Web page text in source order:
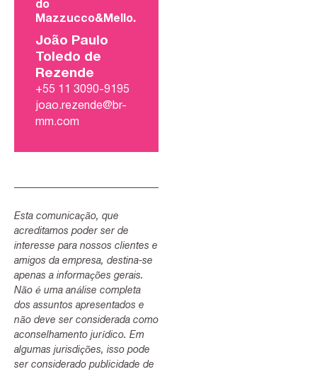
do
Mazzucco&Mello.
João Paulo
Toledo de
Rezende
+55 11 3090-9195
joao.rezende@br-
mm.com
Esta comunicação, que
acreditamos poder ser de
interesse para nossos clientes e
amigos da empresa, destina-se
apenas a informações gerais.
Não é uma análise completa
dos assuntos apresentados e
não deve ser considerada como
aconselhamento jurídico. Em
algumas jurisdições, isso pode
ser considerado publicidade de